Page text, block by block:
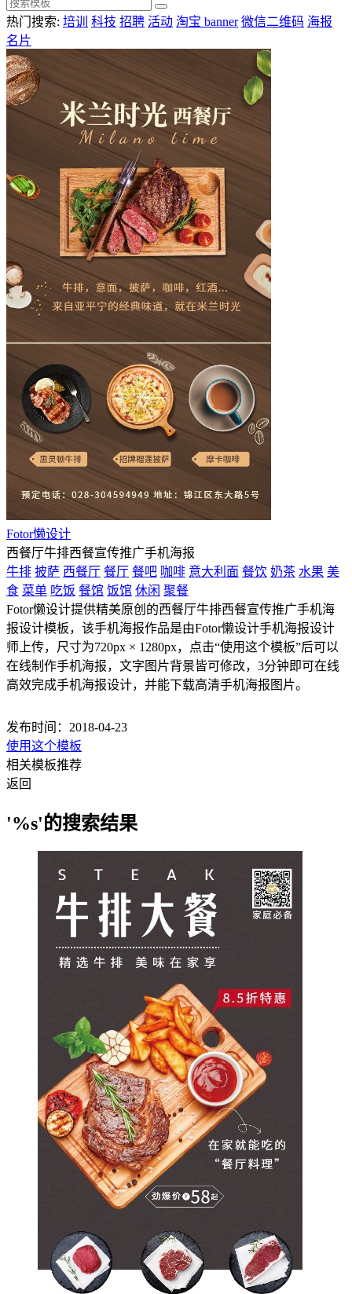
热门搜索: 培训 科技 招聘 活动 淘宝 banner 微信二维码 海报
名片
Fotor懒设计
西餐厅牛排西餐宣传推广手机海报
牛排 披萨 西餐厅 餐厅 餐吧 咖啡 意大利面 餐饮 奶茶 水果 美
食 菜单 吃饭 餐馆 饭馆 休闲 聚餐
Fotor懒设计提供精美原创的西餐厅牛排西餐宣传推广手机海
报设计模板，该手机海报作品是由Fotor懒设计手机海报设计
师上传，尺寸为720px × 1280px，点击“使用这个模板”后可以
在线制作手机海报，文字图片背景皆可修改，3分钟即可在线
高效完成手机海报设计，并能下载高清手机海报图片。
发布时间：2018-04-23
使用这个模板
相关模板推荐
返回
'%s'的搜索结果